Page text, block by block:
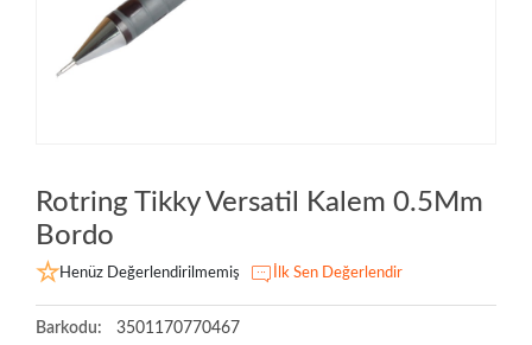
Rotring Tikky Versatil Kalem 0.5Mm
Bordo
Henüz Değerlendirilmemiş İlk Sen Değerlendir
Barkodu:
3501170770467